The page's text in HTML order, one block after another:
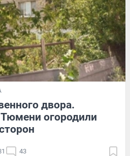
двора.
огородили
43